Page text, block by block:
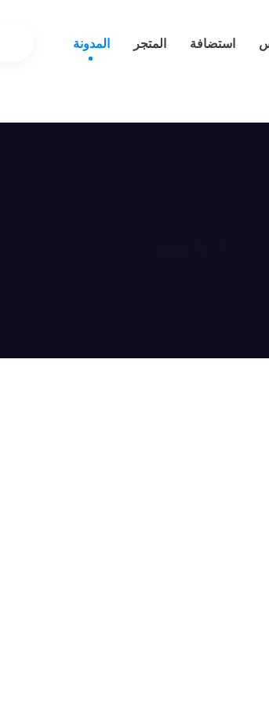
استضافة المتجر المدونة